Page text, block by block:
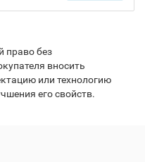
право без
вносить
или технологию
его свойств.